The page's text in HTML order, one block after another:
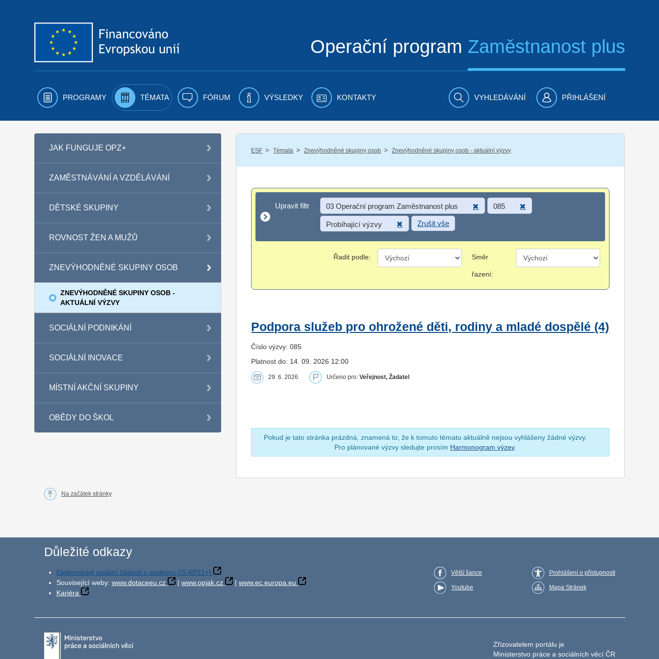
Operační program Zaměstnanost plus
PROGRAMY TÉMATA FÓRUM VÝSLEDKY KONTAKTY VYHLEDÁVÁNÍ PŘIHLÁŠENÍ
JAK FUNGUJE OPZ+
ZAMĚSTNÁVÁNÍ A VZDĚLÁVÁNÍ
DĚTSKÉ SKUPINY
ROVNOST ŽEN A MUŽŮ
ZNEVÝHODNĚNÉ SKUPINY OSOB
ZNEVÝHODNĚNÉ SKUPINY OSOB -
AKTUÁLNÍ VÝZVY
SOCIÁLNÍ PODNIKÁNÍ
SOCIÁLNÍ INOVACE
MÍSTNÍ AKČNÍ SKUPINY
OBĚDY DO ŠKOL
ESF / Témata / Znevýhodněné skupiny osob / Znevýhodněné skupiny osob - aktuální výzvy
Upravit filtr
Upravit filtr 03 Operační program Zaměstnanost plus 085
Probíhající výzvy Zrušit vše
Řadit podle: Směr
řazení:
Podpora služeb pro ohrožené děti, rodiny a mladé dospělé (4)
Číslo výzvy: 085
Platnost do: 14. 09. 2026 12:00
29. 6. 2026 Určeno pro:Veřejnost, Žadatel
Pokud je tato stránka prázdná, znamená to, že k tomuto tématu aktuálně nejsou vyhlášeny žádné výzvy.
Pro plánované výzvy sledujte prosím Harmonogram výzev.
Na začátek stránky
Důležité odkazy
Elektronické podání žádosti o podporu (IS KP21+)
Související weby: www.dotaceeu.cz | www.opjak.cz | www.ec.europa.eu
Kariéra
Větší šance
Youtube
Prohlášení o přístupnosti
Mapa Stránek
Zřizovatelem portálu je
Ministerstvo práce a sociálních věcí ČR